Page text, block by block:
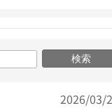
検索
2026/03/